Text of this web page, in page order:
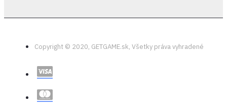
Copyright © 2020, GETGAME.sk, Všetky práva vyhradené